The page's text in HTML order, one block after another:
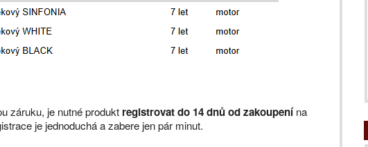
záruku, je nutné produkt registrovat do 14 dnů od zakoupení na
je jednoduchá a zabere jen pár minut.